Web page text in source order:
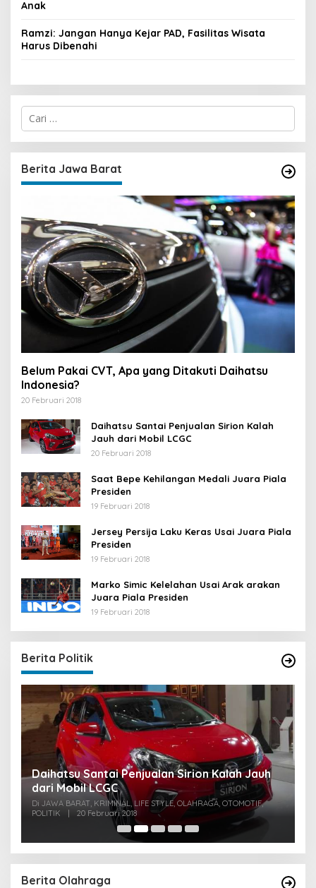
Anak
Ramzi: Jangan Hanya Kejar PAD, Fasilitas Wisata
Harus Dibenahi
C
i
u
n
t
:
Berita Jawa Barat
Belum Pakai CVT, Apa yang Ditakuti Daihatsu
Indonesia?
20 Februari 2018
Daihatsu Santai Penjualan Sirion Kalah
Jauh dari Mobil LCGC
20 Februari 2018
Saat Bepe Kehilangan Medali Juara Piala
Presiden
19 Februari 2018
Jersey Persija Laku Keras Usai Juara Piala
Presiden
19 Februari 2018
Marko Simic Kelelahan Usai Arak arakan
Juara Piala Presiden
19 Februari 2018
Berita Politik
Daihatsu Santai Penjualan Sirion Kalah Jauh
dari Mobil LCGC
Di JAWA BARAT, KRIMINAL, LIFE STYLE, OLAHRAGA, OTOMOTIF,
POLITIK
| 20 Februari 2018
Berita Olahraga